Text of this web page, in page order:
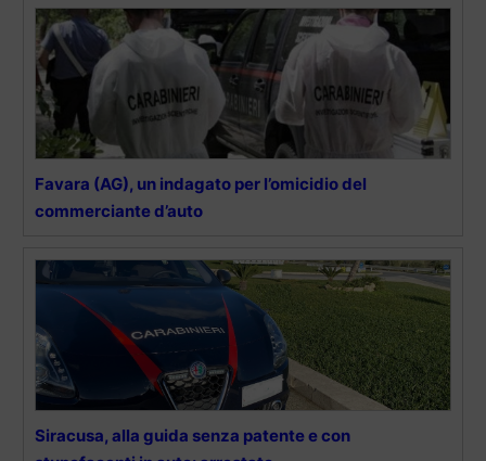
Favara (AG), un indagato per l’omicidio del
commerciante d’auto
Siracusa, alla guida senza patente e con